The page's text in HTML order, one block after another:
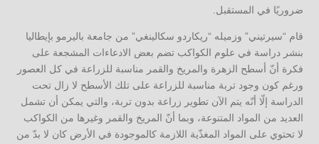
ضروريًا في المستقبل.
قام “سيرتيني” وزميله “ريكاردو سكالينغي” من جامعة باليرمو بإيطاليا
بنشر دراسة في علوم الكواكب تضم بعض الادعاءات المشجعة على
فكرة أنّ أسطح الزهرة والمريخ والقمر مناسبة للزراعة في كل العصور
ورغم كون وجود تربة مناسبة للزراعة على تلك الأسطح لا زال تحت
الدراسة إلّا أنّه يتم الآن تطوير زراعة بدون تربة، والتي يمكن أن تشمل
العديد من المواد المتنوعة، وبما أنّ المريخ والقمر وغيرها من الكواكب
لا تحتوي على المواد المغذّية اللازمة كالموجودة في الأرض كان لا بدّ من